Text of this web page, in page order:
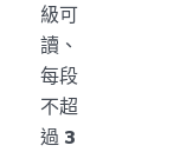
級可
讀、
每段
不超
過 3